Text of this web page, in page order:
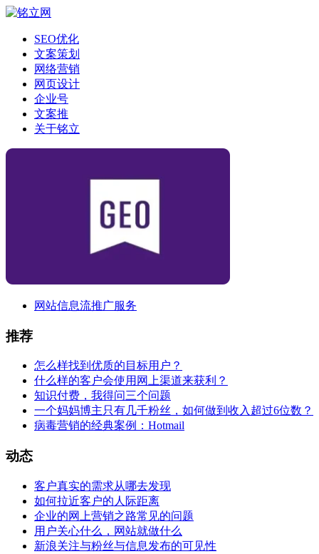
SEO优化
文案策划
网络营销
网页设计
企业号
文案推
关于铭立
网站信息流推广服务
推荐
怎么样找到优质的目标用户？
什么样的客户会使用网上渠道来获利？
知识付费，我得问三个问题
一个妈妈博主只有几千粉丝，如何做到收入超过6位数？
病毒营销的经典案例：Hotmail
动态
客户真实的需求从哪去发现
如何拉近客户的人际距离
企业的网上营销之路常见的问题
用户关心什么，网站就做什么
新浪关注与粉丝与信息发布的可见性